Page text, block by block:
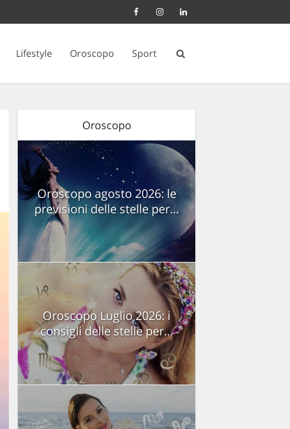
Lifestyle Oroscopo Sport
Oroscopo
Oroscopo agosto 2026: le
previsioni delle stelle per...
Oroscopo Luglio 2026: i
consigli delle stelle per...